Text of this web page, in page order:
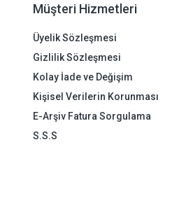
Müşteri Hizmetleri
Üyelik Sözleşmesi
Gizlilik Sözleşmesi
Kolay İade ve Değişim
Kişisel Verilerin Korunması
E-Arşiv Fatura Sorgulama
S.S.S